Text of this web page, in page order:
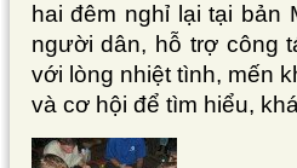
hai đêm nghỉ lại tại
người dân, hỗ trợ công
với lòng nhiệt tình, mến
và cơ hội để tìm hiểu,